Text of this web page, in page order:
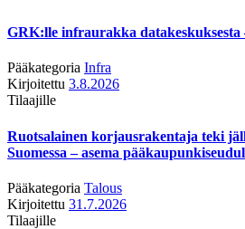
GRK:lle infraurakka datakeskuksesta
Pääkategoria Infra
Kirjoitettu 3.8.2026
Tilaajille
Ruotsalainen korjausrakentaja teki
Suomessa – asema
Pääkategoria Talous
Kirjoitettu 31.7.2026
Tilaajille